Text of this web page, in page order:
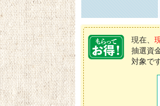
現在、
抽選資
対象で